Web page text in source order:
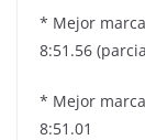
* Mejor
8:51.56
* Mejor
8:51.01